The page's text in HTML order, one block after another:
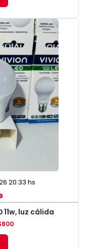
20:33 hs
11w, luz cálida
800